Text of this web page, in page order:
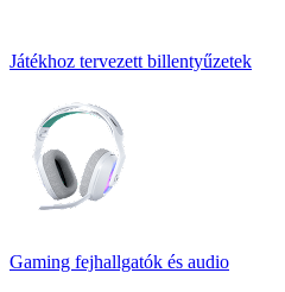
Játékhoz tervezett billentyűzetek
Gaming fejhallgatók és audio